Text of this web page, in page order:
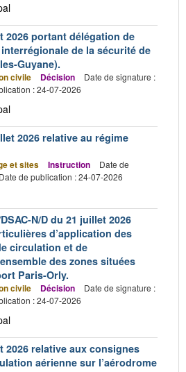
2026 portant délégation de
de la sécurité de
Guyane).
civile Décision
Date de signature :
: 24-07-2026
2026 relative au régime
et sites Instruction
Date de
Date de publication : 24-07-2026
N/D du 21 juillet 2026
d’application des
circulation et de
des zones situées
Paris-Orly.
civile Décision
Date de signature :
: 24-07-2026
2026 relative aux consignes
aérienne sur l’aérodrome